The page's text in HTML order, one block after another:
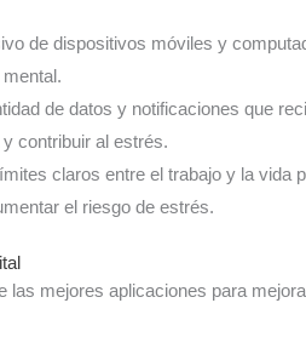
de dispositivos móviles y
de datos y notificaciones que
contribuir al estrés.
claros entre el trabajo y la vida
el riesgo de estrés.
las mejores aplicaciones para